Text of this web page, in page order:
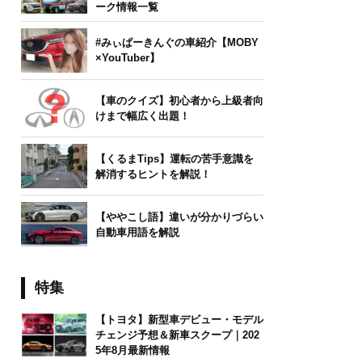
ーク情報一覧
#みぃぱーきんぐの車紹介【MOBY
×YouTuber】
【車のクイズ】初心者から上級者向
けまで幅広く出題！
【くるまTips】運転の苦手意識を
解消するヒントを解説！
【ややこし語】違いが分かりづらい
自動車用語を解説
特集
【トヨタ】新型車デビュー・モデル
チェンジ予想＆新車スクープ｜202
5年8月最新情報